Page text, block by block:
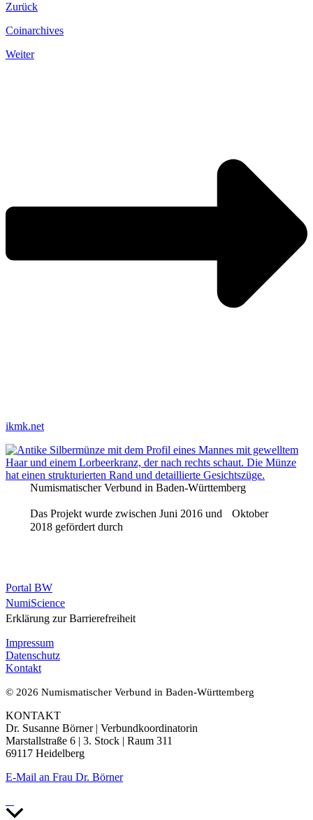
Zurück
Coinarchives
Weiter
ikmk.net
Numismatischer Verbund in Baden-Württemberg
Das Projekt wurde zwischen Juni 2016 und Oktober
2018 gefördert durch
Portal BW
NumiScience
Erklärung zur Barrierefreiheit
Impressum
Datenschutz
Kontakt
© 2026 Numismatischer Verbund in Baden-Württemberg
KONTAKT
Dr. Susanne Börner | Verbundkoordinatorin
Marstallstraße 6 | 3. Stock | Raum 311
69117 Heidelberg
E-Mail an Frau Dr. Börner